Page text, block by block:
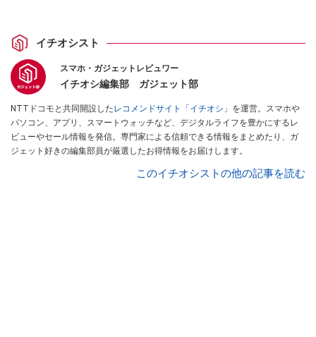
イチオシスト
スマホ・ガジェットレビュワー
イチオシ編集部 ガジェット部
NTTドコモと共同開設したレコメンドサイト「イチオシ」 を運営。スマホや
パソコン、アプリ、スマートウォッチなど、デジタルライフを豊かにするレ
ビューやセール情報を発信。専門家による信頼できる情報をまとめたり、ガ
ジェット好きの編集部員が厳選したお得情報をお届けします。
このイチオシストの他の記事を読む